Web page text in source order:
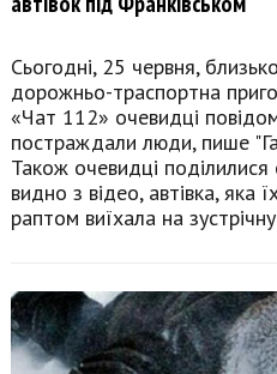
Сьогодні, 25 червня,
дорожньо-траспортна
«Чат 112» очевидці
постраждали люди, пише
Також очевидці поділилися
видно з відео, автівка, яка
раптом виїхала на